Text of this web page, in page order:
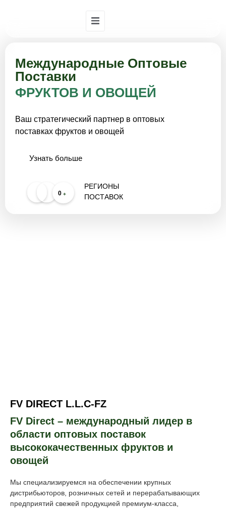
Международные Оптовые
Поставки
ФРУКТОВ И ОВОЩЕЙ
Ваш стратегический партнер в оптовых
поставках фруктов и овощей
Узнать больше
0 +
РЕГИОНЫ
ПОСТАВОК
FV DIRECT L.L.C-FZ
FV Direct – международный лидер в
области оптовых поставок
высококачественных фруктов и
овощей
Мы специализируемся на обеспечении крупных
дистрибьюторов, розничных сетей и перерабатывающих
предприятий свежей продукцией премиум-класса,